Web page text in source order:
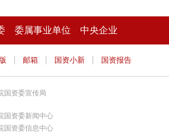
委属事业单位 中央企业
| 邮箱 | 国资小新 | 国资报告
国资委宣传局
国资委新闻中心
国资委信息中心